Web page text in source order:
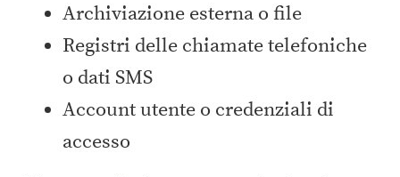
Archiviazione esterna o file
Registri delle chiamate telefoniche
o dati SMS
Account utente o credenziali di
accesso